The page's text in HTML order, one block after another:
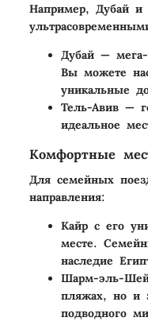
Например, Дубай и
Дубай — мега-
Вы можете
уникальные
Тель-Авив —
идеальное
Комфортные
Для семейных
направления:
Кайр с его
месте.
наследие
Шарм-эль-
пляжах, но и
подводного